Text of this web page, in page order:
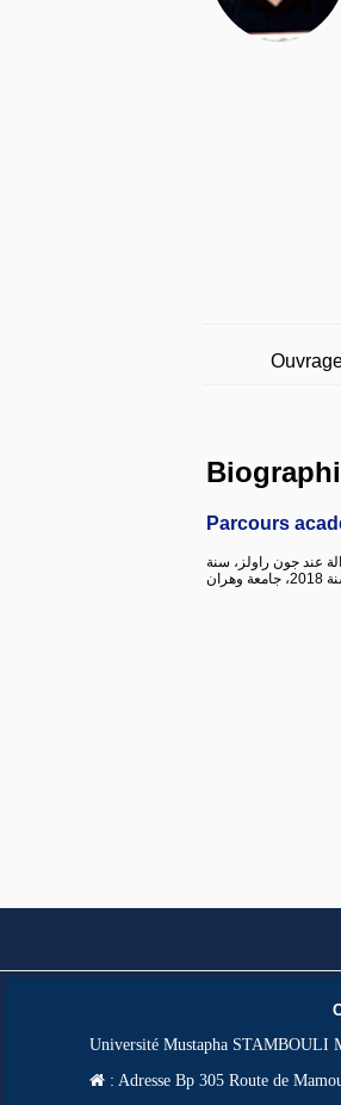
Parcours
العدالة عند جون راولز، سنة
Université Mustapha STAMBOULI
: Adresse Bp 305 Route de